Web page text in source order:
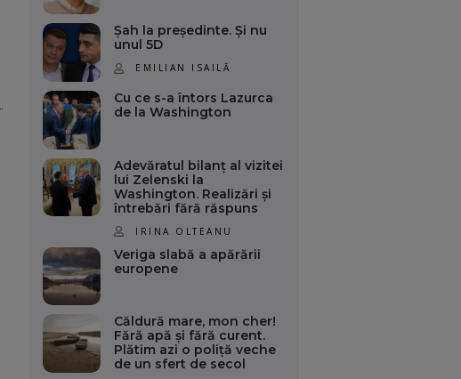
Șah la președinte. Și nu
unul 5D
EMILIAN ISAILĂ
Cu ce s-a întors Lazurca
de la Washington
Adevăratul bilanț al vizitei
lui Zelenski la
Washington. Realizări și
întrebări fără răspuns
IRINA OLTEANU
Veriga slabă a apărării
europene
Căldură mare, mon cher!
Fără apă și fără curent.
Plătim azi o poliță veche
de un sfert de secol